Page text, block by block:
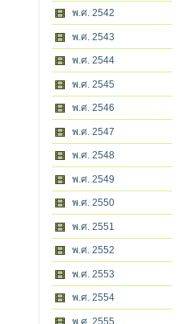
พ.ศ. 2542
พ.ศ. 2543
พ.ศ. 2544
พ.ศ. 2545
พ.ศ. 2546
พ.ศ. 2547
พ.ศ. 2548
พ.ศ. 2549
พ.ศ. 2550
พ.ศ. 2551
พ.ศ. 2552
พ.ศ. 2553
พ.ศ. 2554
พ.ศ. 2555